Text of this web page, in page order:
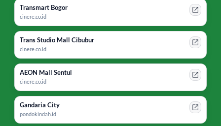
Transmart Bogor
cinere.co.id
Trans Studio Mall Cibubur
cinere.co.id
AEON Mall Sentul
cinere.co.id
Gandaria City
pondokindah.id